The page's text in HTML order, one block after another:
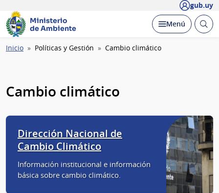
gub.uy
Ministerio
de Ambiente
Desplegar
Menú Abrir
Ruta
Inicio Políticas y Gestión Cambio climático
Cambio climático
Dirección Nacional de
Cambio Climático
Información institucional e información
básica sobre cambio climático.